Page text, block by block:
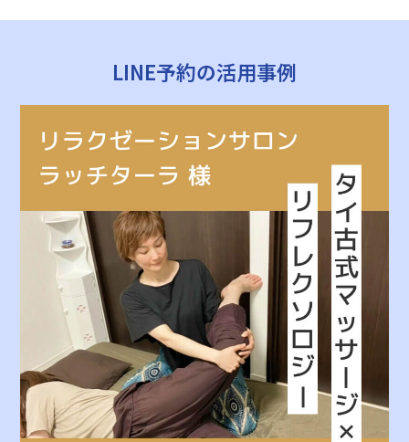
LINE予約の活用事例